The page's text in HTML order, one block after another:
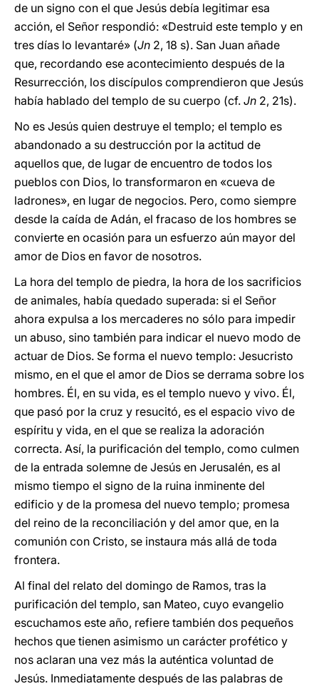
de un signo con el que Jesús debía legitimar esa
acción, el Señor respondió: «Destruid este templo y en
tres días lo levantaré» (Jn 2, 18 s). San Juan añade
que, recordando ese acontecimiento después de la
Resurrección, los discípulos comprendieron que Jesús
había hablado del templo de su cuerpo (cf. Jn 2, 21s).
No es Jesús quien destruye el templo; el templo es
abandonado a su destrucción por la actitud de
aquellos que, de lugar de encuentro de todos los
pueblos con Dios, lo transformaron en «cueva de
ladrones», en lugar de negocios. Pero, como siempre
desde la caída de Adán, el fracaso de los hombres se
convierte en ocasión para un esfuerzo aún mayor del
amor de Dios en favor de nosotros.
La hora del templo de piedra, la hora de los sacrificios
de animales, había quedado superada: si el Señor
ahora expulsa a los mercaderes no sólo para impedir
un abuso, sino también para indicar el nuevo modo de
actuar de Dios. Se forma el nuevo templo: Jesucristo
mismo, en el que el amor de Dios se derrama sobre los
hombres. Él, en su vida, es el templo nuevo y vivo. Él,
que pasó por la cruz y resucitó, es el espacio vivo de
espíritu y vida, en el que se realiza la adoración
correcta. Así, la purificación del templo, como culmen
de la entrada solemne de Jesús en Jerusalén, es al
mismo tiempo el signo de la ruina inminente del
edificio y de la promesa del nuevo templo; promesa
del reino de la reconciliación y del amor que, en la
comunión con Cristo, se instaura más allá de toda
frontera.
Al final del relato del domingo de Ramos, tras la
purificación del templo, san Mateo, cuyo evangelio
escuchamos este año, refiere también dos pequeños
hechos que tienen asimismo un carácter profético y
nos aclaran una vez más la auténtica voluntad de
Jesús. Inmediatamente después de las palabras de